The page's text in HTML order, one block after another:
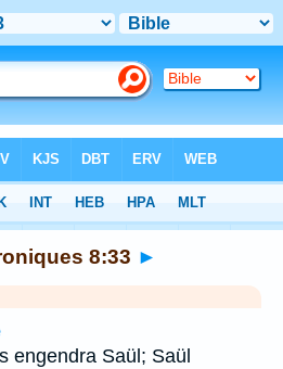
8:33 ►
engendra Saül; Saül